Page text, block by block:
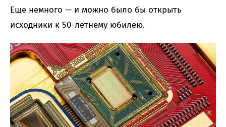
Еще немного — и можно было бы открыть
исходники к 50-летнему юбилею.